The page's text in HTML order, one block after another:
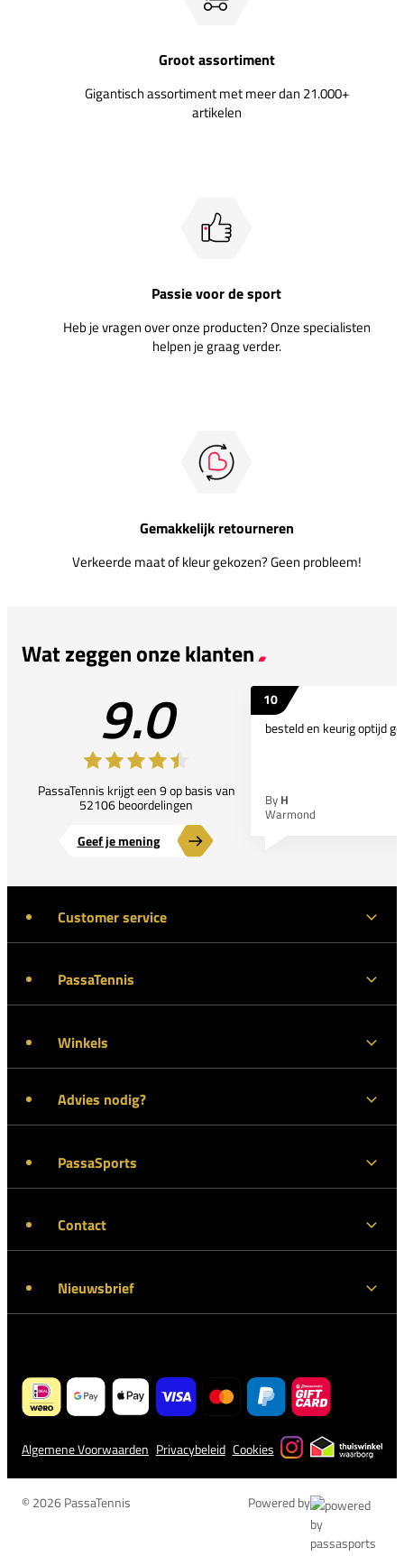
Groot assortiment
Gigantisch assortiment met meer dan 21.000+
artikelen
Passie voor de sport
Heb je vragen over onze producten? Onze specialisten
helpen je graag verder.
Gemakkelijk retourneren
Verkeerde maat of kleur gekozen? Geen probleem!
Wat zeggen onze klanten
9.0
PassaTennis krijgt een 9 op basis van
52106 beoordelingen
Geef je mening
10
besteld en keurig optijd
By H
Warmond
Customer service
PassaTennis
Winkels
Advies nodig?
PassaSports
Contact
Nieuwsbrief
Algemene Voorwaarden Privacybeleid Cookies
© 2026 PassaTennis Powered by